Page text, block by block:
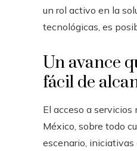
un rol activo en la
tecnológicas, es
Un avance
fácil de
El acceso a
México, sobre todo
escenario,